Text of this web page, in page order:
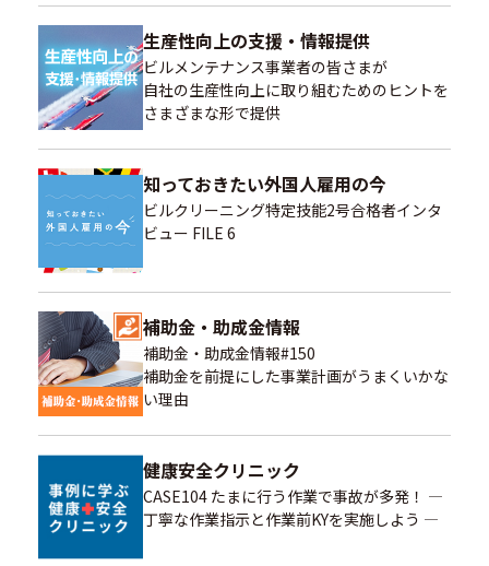
生産性向上の支援・情報提供
ビルメンテナンス事業者の皆さまが
自社の生産性向上に取り組むためのヒントを
さまざまな形で提供
知っておきたい外国人雇用の今
ビルクリーニング特定技能2号合格者インタ
ビュー FILE 6
補助金・助成金情報
補助金・助成金情報#150
補助金を前提にした事業計画がうまくいかな
い理由
健康安全クリニック
CASE104 たまに行う作業で事故が多発！ ―
丁寧な作業指示と作業前KYを実施しよう ―